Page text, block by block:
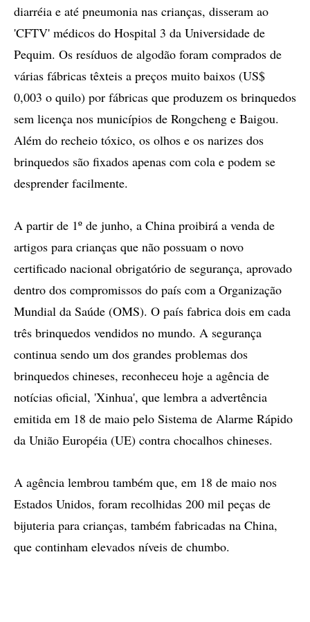
diarréia e até pneumonia nas crianças, disseram ao
'CFTV' médicos do Hospital 3 da Universidade de
Pequim. Os resíduos de algodão foram comprados de
várias fábricas têxteis a preços muito baixos (US$
0,003 o quilo) por fábricas que produzem os brinquedos
sem licença nos municípios de Rongcheng e Baigou.
Além do recheio tóxico, os olhos e os narizes dos
brinquedos são fixados apenas com cola e podem se
desprender facilmente.
A partir de 1º de junho, a China proibirá a venda de
artigos para crianças que não possuam o novo
certificado nacional obrigatório de segurança, aprovado
dentro dos compromissos do país com a Organização
Mundial da Saúde (OMS). O país fabrica dois em cada
três brinquedos vendidos no mundo. A segurança
continua sendo um dos grandes problemas dos
brinquedos chineses, reconheceu hoje a agência de
notícias oficial, 'Xinhua', que lembra a advertência
emitida em 18 de maio pelo Sistema de Alarme Rápido
da União Européia (UE) contra chocalhos chineses.
A agência lembrou também que, em 18 de maio nos
Estados Unidos, foram recolhidas 200 mil peças de
bijuteria para crianças, também fabricadas na China,
que continham elevados níveis de chumbo.